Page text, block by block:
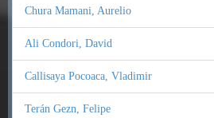
Chura Mamani, Aurelio
Ali Condori, David
Callisaya Pocoaca, Vladimir
Terán Gezn, Felipe